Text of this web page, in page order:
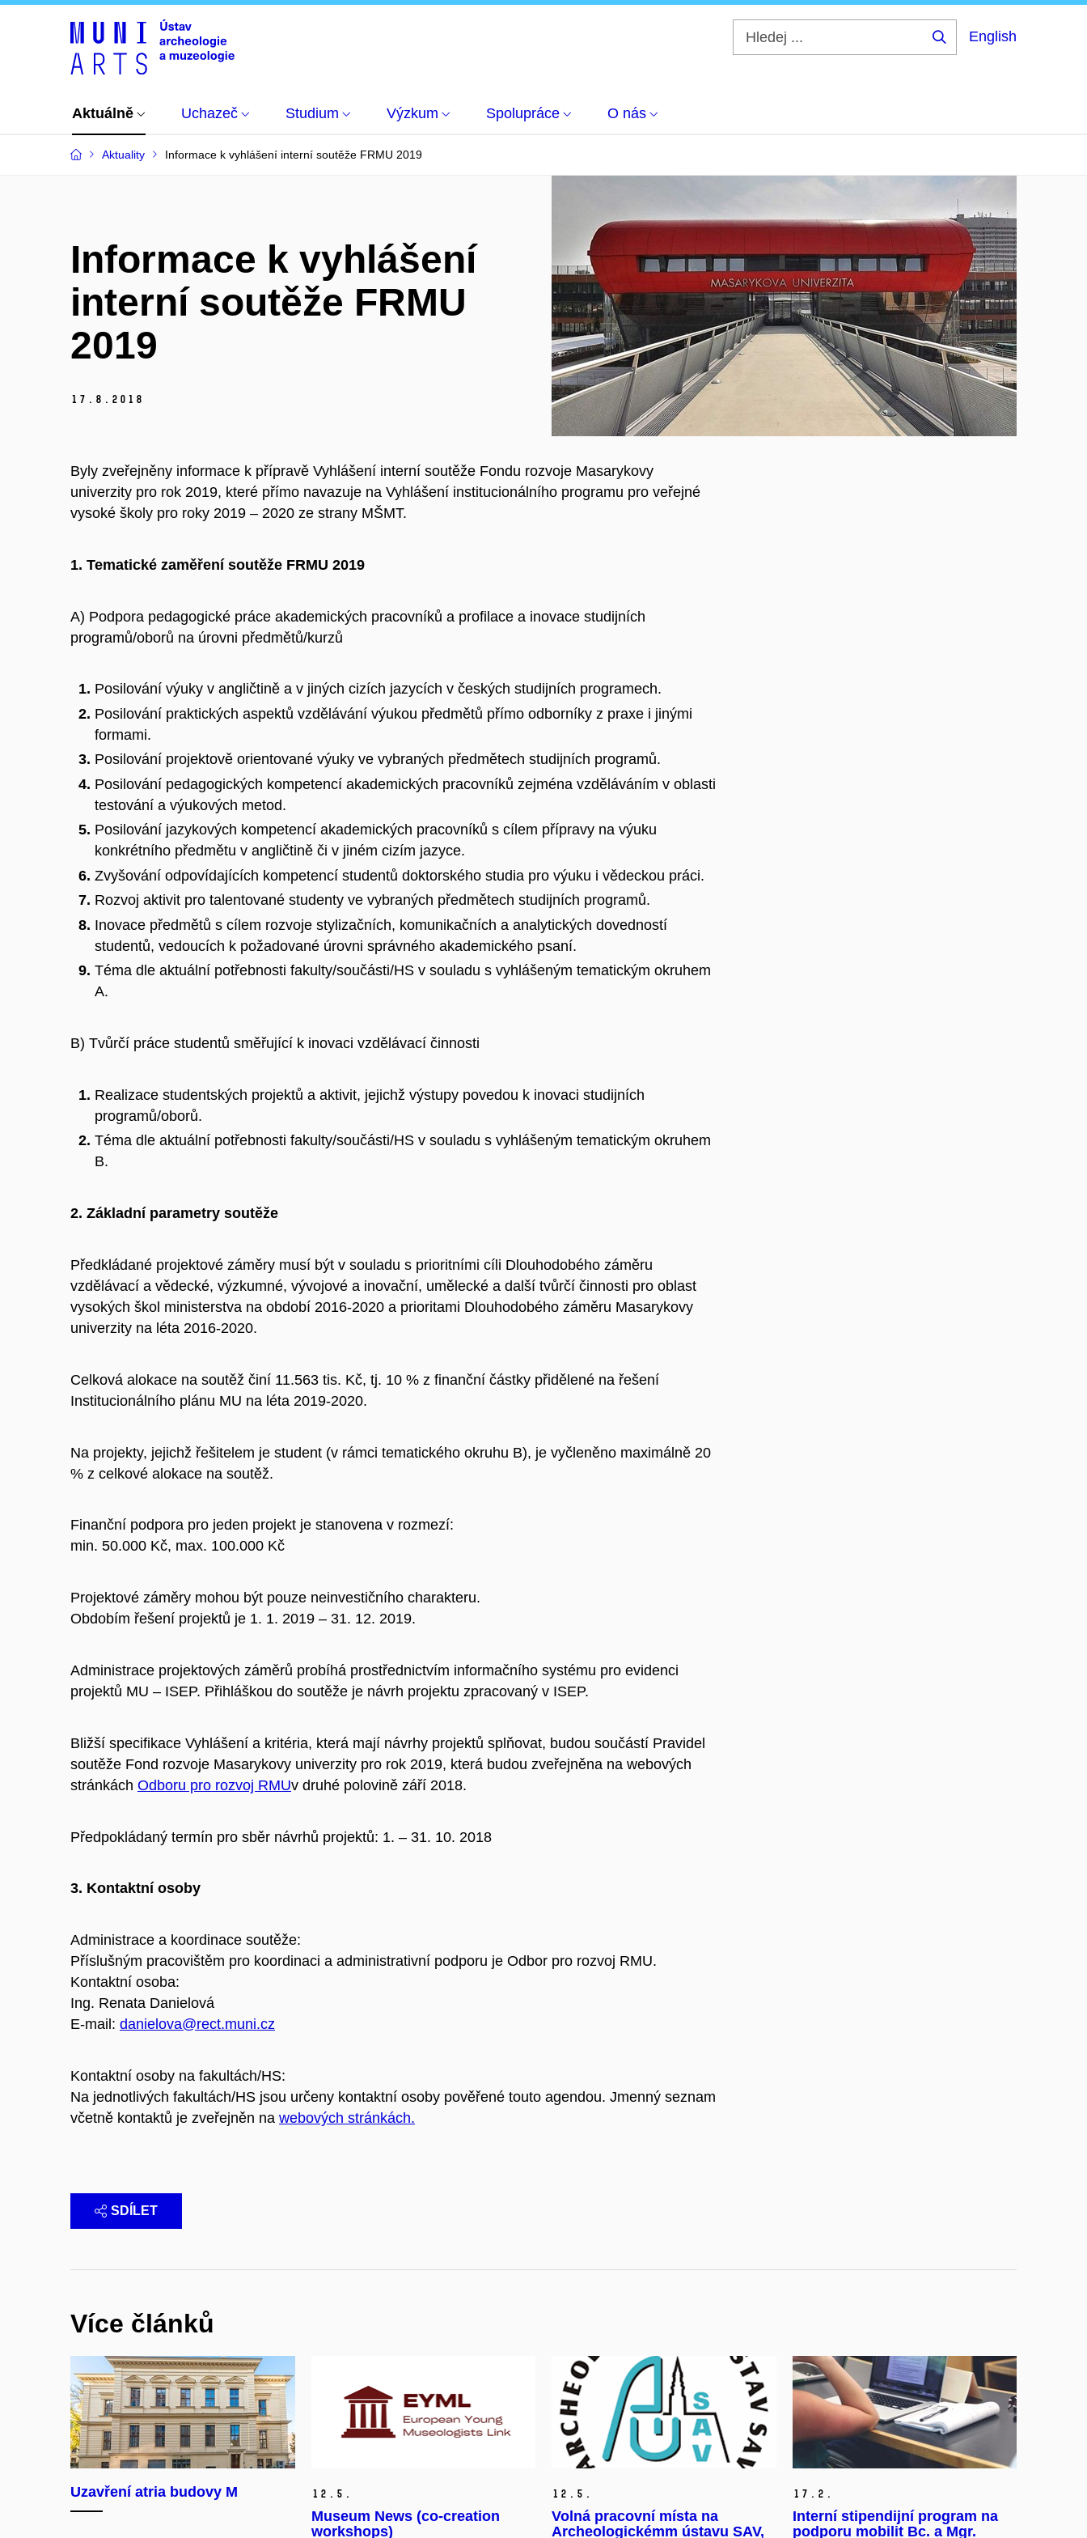
English
Aktuálně Uchazeč Studium Výzkum Spolupráce O nás
Aktuality Informace k vyhlášení interní soutěže FRMU 2019
Informace k vyhlášení
interní soutěže FRMU
2019
17. 8. 2018
Byly zveřejněny informace k přípravě Vyhlášení interní soutěže Fondu rozvoje Masarykovy
univerzity pro rok 2019, které přímo navazuje na Vyhlášení institucionálního programu pro veřejné
vysoké školy pro roky 2019 – 2020 ze strany MŠMT.
1. Tematické zaměření soutěže FRMU 2019
A) Podpora pedagogické práce akademických pracovníků a profilace a inovace studijních
programů/oborů na úrovni předmětů/kurzů
Posilování výuky v angličtině a v jiných cizích jazycích v českých studijních programech.
Posilování praktických aspektů vzdělávání výukou předmětů přímo odborníky z praxe i jinými
formami.
Posilování projektově orientované výuky ve vybraných předmětech studijních programů.
Posilování pedagogických kompetencí akademických pracovníků zejména vzděláváním v oblasti
testování a výukových metod.
Posilování jazykových kompetencí akademických pracovníků s cílem přípravy na výuku
konkrétního předmětu v angličtině či v jiném cizím jazyce.
Zvyšování odpovídajících kompetencí studentů doktorského studia pro výuku i vědeckou práci.
Rozvoj aktivit pro talentované studenty ve vybraných předmětech studijních programů.
Inovace předmětů s cílem rozvoje stylizačních, komunikačních a analytických dovedností
studentů, vedoucích k požadované úrovni správného akademického psaní.
Téma dle aktuální potřebnosti fakulty/součásti/HS v souladu s vyhlášeným tematickým okruhem
A.
B) Tvůrčí práce studentů směřující k inovaci vzdělávací činnosti
Realizace studentských projektů a aktivit, jejichž výstupy povedou k inovaci studijních
programů/oborů.
Téma dle aktuální potřebnosti fakulty/součásti/HS v souladu s vyhlášeným tematickým okruhem
B.
2. Základní parametry soutěže
Předkládané projektové záměry musí být v souladu s prioritními cíli Dlouhodobého záměru
vzdělávací a vědecké, výzkumné, vývojové a inovační, umělecké a další tvůrčí činnosti pro oblast
vysokých škol ministerstva na období 2016-2020 a prioritami Dlouhodobého záměru Masarykovy
univerzity na léta 2016-2020.
Celková alokace na soutěž činí 11.563 tis. Kč, tj. 10 % z finanční částky přidělené na řešení
Institucionálního plánu MU na léta 2019-2020.
Na projekty, jejichž řešitelem je student (v rámci tematického okruhu B), je vyčleněno maximálně 20
% z celkové alokace na soutěž.
Finanční podpora pro jeden projekt je stanovena v rozmezí:
min. 50.000 Kč, max. 100.000 Kč
Projektové záměry mohou být pouze neinvestičního charakteru.
Obdobím řešení projektů je 1. 1. 2019 – 31. 12. 2019.
Administrace projektových záměrů probíhá prostřednictvím informačního systému pro evidenci
projektů MU – ISEP. Přihláškou do soutěže je návrh projektu zpracovaný v ISEP.
Bližší specifikace Vyhlášení a kritéria, která mají návrhy projektů splňovat, budou součástí Pravidel
soutěže Fond rozvoje Masarykovy univerzity pro rok 2019, která budou zveřejněna na webových
stránkách Odboru pro rozvoj RMUv druhé polovině září 2018.
Předpokládaný termín pro sběr návrhů projektů: 1. – 31. 10. 2018
3. Kontaktní osoby
Administrace a koordinace soutěže:
Příslušným pracovištěm pro koordinaci a administrativní podporu je Odbor pro rozvoj RMU.
Kontaktní osoba:
Ing. Renata Danielová
E-mail: danielova@rect.muni.cz
Kontaktní osoby na fakultách/HS:
Na jednotlivých fakultách/HS jsou určeny kontaktní osoby pověřené touto agendou. Jmenný seznam
včetně kontaktů je zveřejněn na webových stránkách.
SDÍLET
Více článků
Uzavření atria budovy M 12. 5.
Museum News (co-creation
workshops)
12. 5.
Volná pracovní místa na
Archeologickémm ústavu SAV,
17. 2.
Interní stipendijní program na
podporu mobilit Bc. a Mgr.